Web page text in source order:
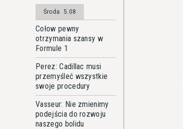
Środa 5.08
Cołow pewny
otrzymania szansy w
Formule 1
Perez: Cadillac musi
przemyśleć wszystkie
swoje procedury
Vasseur: Nie zmienimy
podejścia do rozwoju
naszego bolidu